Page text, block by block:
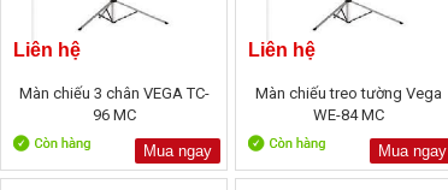
Liên hệ
Màn chiếu 3 chân VEGA TC-
96 MC
Mua ngay
Liên hệ
Màn chiếu treo tường Vega
WE-84 MC
Mua ngay